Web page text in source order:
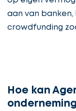
aan van
crowdfunding
Hoe kan